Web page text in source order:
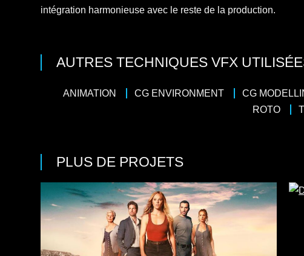
intégration harmonieuse avec le reste de la production.
AUTRES TECHNIQUES VFX
ANIMATION CG ENVIRONMENT CG
ROTO
PLUS DE PROJETS
4 x 50
Action/ Drame
Casting : Kaley Cuoco, Sam Claflin, Karin
Production : AGC Television,